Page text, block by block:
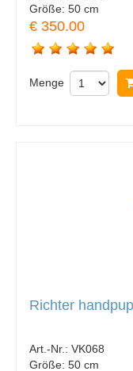
Größe: 50 cm
€ 350.00
Menge
Richter
Art.-Nr.: VK068
Größe: 50 cm